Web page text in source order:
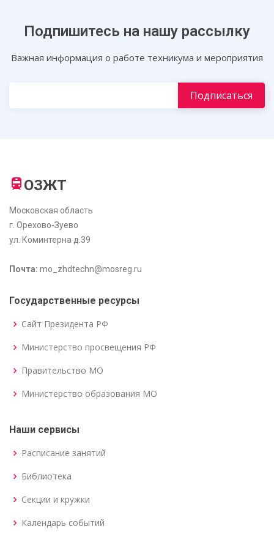
Подпишитесь на нашу рассылку
Важная информация о работе техникума и мероприятия
ОЗЖТ
Московская область
г. Орехово-Зуево
ул. Коминтерна д.39
Почта: mo_zhdtechn@mosreg.ru
Государственные ресурсы
Сайт Президента РФ
Министерство просвещения РФ
Правительство МО
Министерство образования МО
Наши сервисы
Расписание занятий
Библиотека
Секции и кружки
Календарь событий